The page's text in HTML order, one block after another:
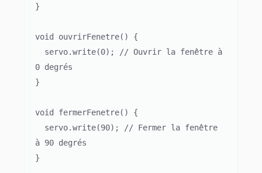
}
void ouvrirFenetre() {
0 degrés
}
void fermerFenetre() {
à 90 degrés
}